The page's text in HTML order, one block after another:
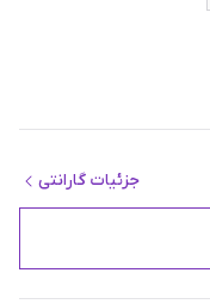
جزئیات گارانتی